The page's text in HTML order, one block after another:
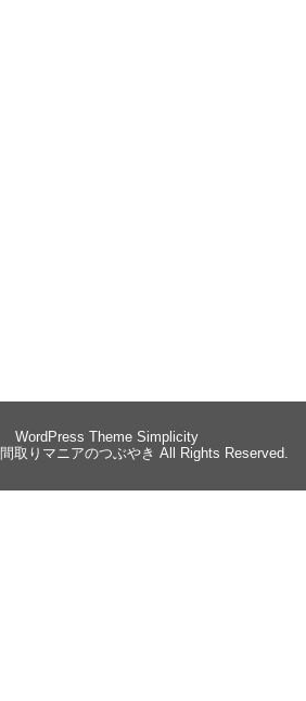
WordPress Theme Simplicity
間取りマニアのつぶやき All Rights Reserved.